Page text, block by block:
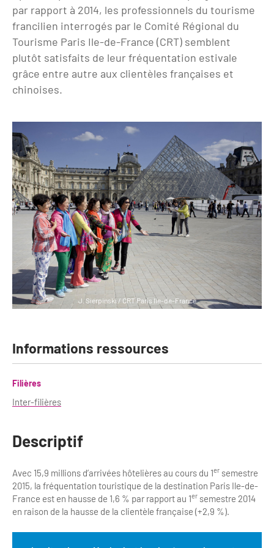
Clientèles lointaines
Clientèles spécifiques
Etudes et enquêtes
Etudes thématiques
Chiffres Annuels
Chiffres clés de la destination
Repères annuel
La liste des OT d'Île-de-France
Offres d'emplois et de stages
Formations
Formations inter-filières
Formations OT
Ateliers
Matinales
Webinaires
E-learning
Bilan des actions de professionnalisation
Améliorer l’expérience de vos visiteurs
Besoins et attentes des visiteurs
Améliorer la qualité
Partage d'expériences professionnelles
Accessibilité
Tourisme & Handicap
Se former et s'informer à l'Accessibilité
Nos publics en situation de handicap
Restaurants impressionnistes
Hébergements impressionnistes
Offre culturelle impressionniste
Offre de la destination
Musée - Monuments - Châteaux
Croisiéristes/Bateaux
Parcs d’attractions et animaliers
Cabarets et casino
Expériences et visites
Grands magasins et outlets
Golfs
Logistique
Agences Réceptives et évènementielles
Services, Wifi, cartes
Destination Groupes
par rapport à 2014, les professionnels du tourisme
francilien interrogés par le Comité Régional du
Tourisme Paris Ile-de-France (CRT) semblent
plutôt satisfaits de leur fréquentation estivale
grâce entre autre aux clientèles françaises et
chinoises.
J. Sierpinski / CRT Paris Ile-de-France
Informations ressources
Filières
Inter-filières
Descriptif
Avec 15,9 millions d’arrivées hôtelières au cours du 1er semestre
2015, la fréquentation touristique de la destination Paris Ile-de-
France est en hausse de 1,6 % par rapport au 1er semestre 2014
en raison de la hausse de la clientèle française (+2,9 %).